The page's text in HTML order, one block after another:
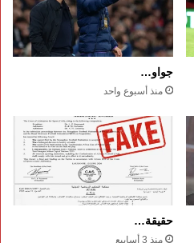
جواو…
منذ أسبوع واحد
حقيقة…
منذ 3 أسابيع